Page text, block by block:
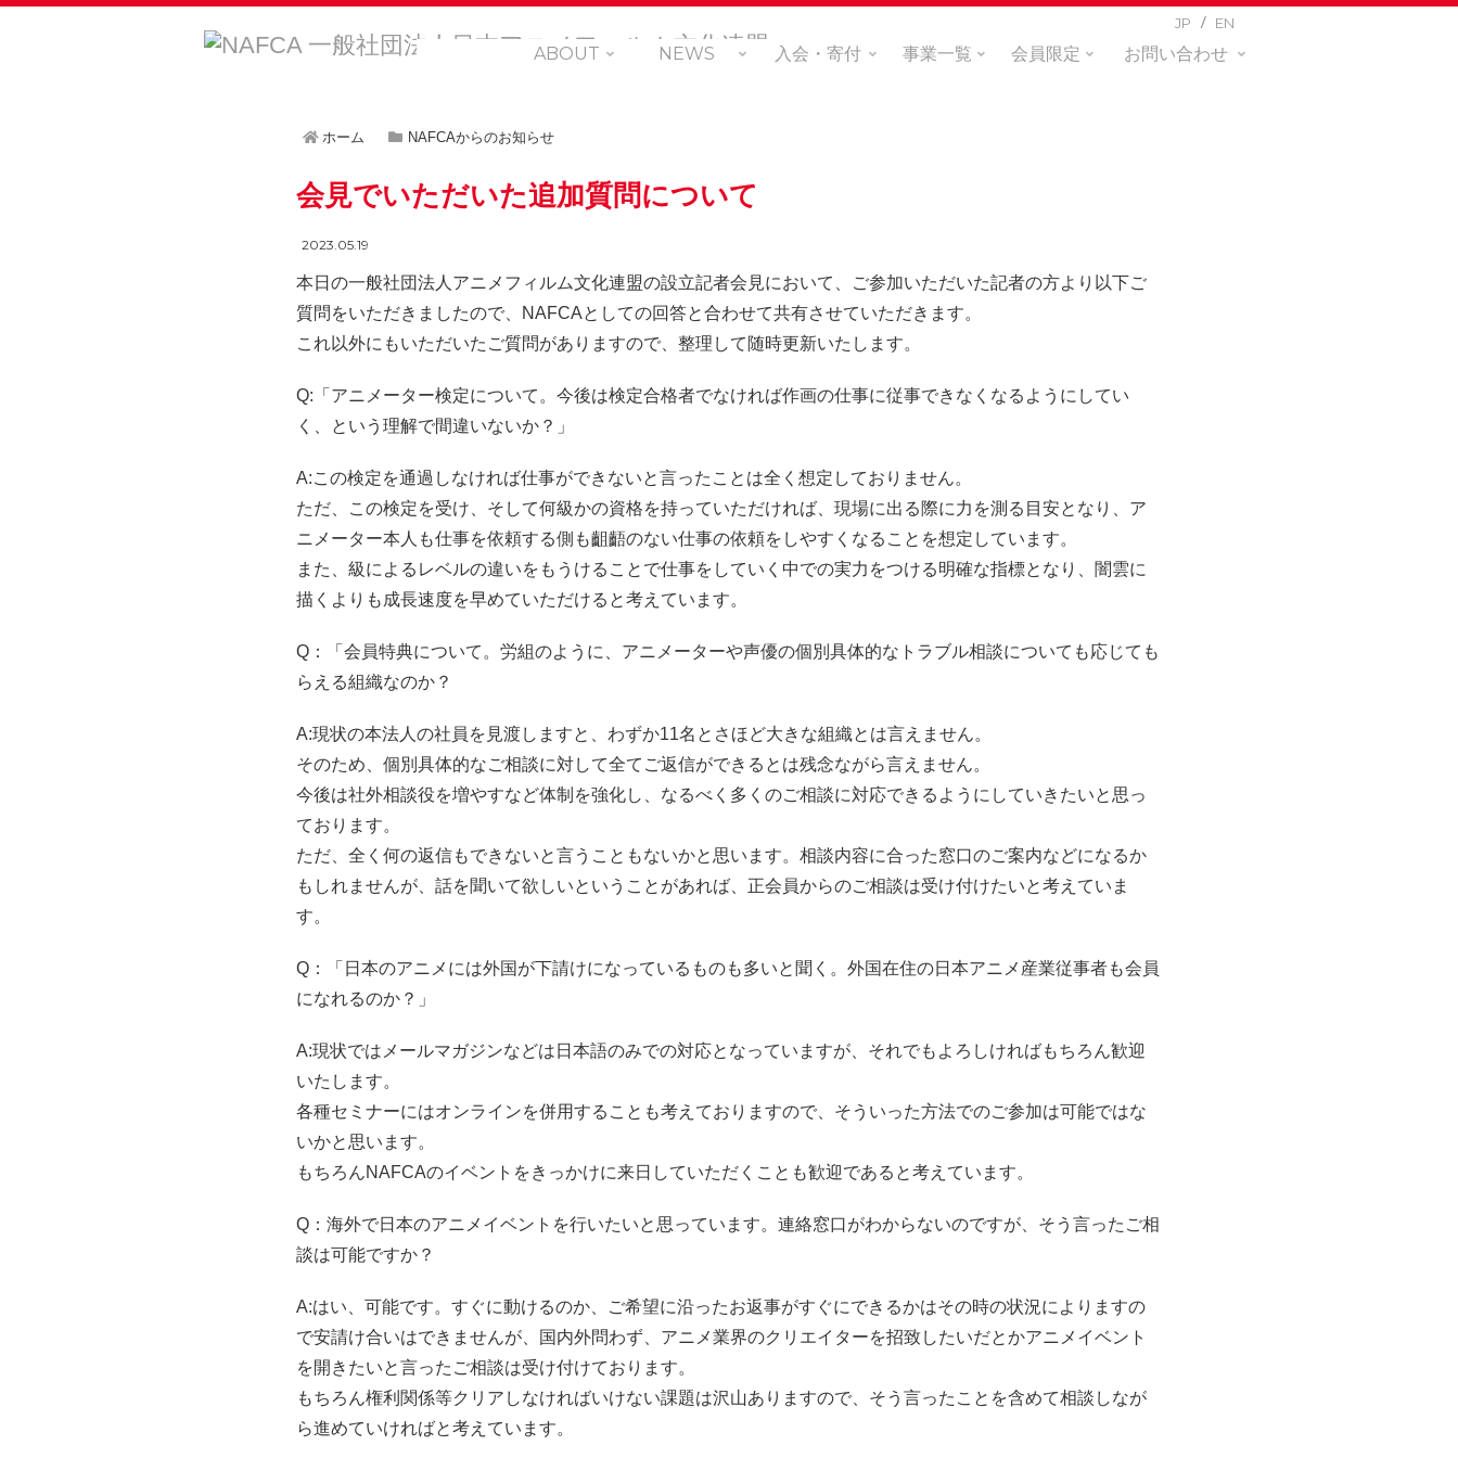
JP EN
ABOUT NEWS 入会・寄付 事業一覧 会員限定 お問い合わせ
ホーム NAFCAからのお知らせ
会見でいただいた追加質問について
2023.05.19
本日の一般社団法人アニメフィルム文化連盟の設立記者会見において、ご参加いただいた記者の方より以下ご
質問をいただきましたので、NAFCAとしての回答と合わせて共有させていただきます。
これ以外にもいただいたご質問がありますので、整理して随時更新いたします。
Q:「アニメーター検定について。今後は検定合格者でなければ作画の仕事に従事できなくなるようにしてい
く、という理解で間違いないか？」
A:この検定を通過しなければ仕事ができないと言ったことは全く想定しておりません。
ただ、この検定を受け、そして何級かの資格を持っていただければ、現場に出る際に力を測る目安となり、ア
ニメーター本人も仕事を依頼する側も齟齬のない仕事の依頼をしやすくなることを想定しています。
また、級によるレベルの違いをもうけることで仕事をしていく中での実力をつける明確な指標となり、闇雲に
描くよりも成長速度を早めていただけると考えています。
Q：「会員特典について。労組のように、アニメーターや声優の個別具体的なトラブル相談についても応じても
らえる組織なのか？
A:現状の本法人の社員を見渡しますと、わずか11名とさほど大きな組織とは言えません。
そのため、個別具体的なご相談に対して全てご返信ができるとは残念ながら言えません。
今後は社外相談役を増やすなど体制を強化し、なるべく多くのご相談に対応できるようにしていきたいと思っ
ております。
ただ、全く何の返信もできないと言うこともないかと思います。相談内容に合った窓口のご案内などになるか
もしれませんが、話を聞いて欲しいということがあれば、正会員からのご相談は受け付けたいと考えていま
す。
Q：「日本のアニメには外国が下請けになっているものも多いと聞く。外国在住の日本アニメ産業従事者も会員
になれるのか？」
A:現状ではメールマガジンなどは日本語のみでの対応となっていますが、それでもよろしければもちろん歓迎
いたします。
各種セミナーにはオンラインを併用することも考えておりますので、そういった方法でのご参加は可能ではな
いかと思います。
もちろんNAFCAのイベントをきっかけに来日していただくことも歓迎であると考えています。
Q：海外で日本のアニメイベントを行いたいと思っています。連絡窓口がわからないのですが、そう言ったご相
談は可能ですか？
A:はい、可能です。すぐに動けるのか、ご希望に沿ったお返事がすぐにできるかはその時の状況によりますの
で安請け合いはできませんが、国内外問わず、アニメ業界のクリエイターを招致したいだとかアニメイベント
を開きたいと言ったご相談は受け付けております。
もちろん権利関係等クリアしなければいけない課題は沢山ありますので、そう言ったことを含めて相談しなが
ら進めていければと考えています。